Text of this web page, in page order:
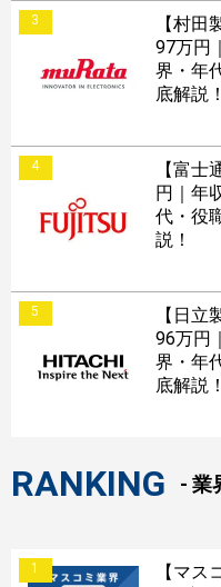
3
【村田
97万円
界・年
底解説！
4
【富士
円｜年
代・役
説！
5
【日立
96万円
界・年
底解説！
RANKING - 業
1
【マス